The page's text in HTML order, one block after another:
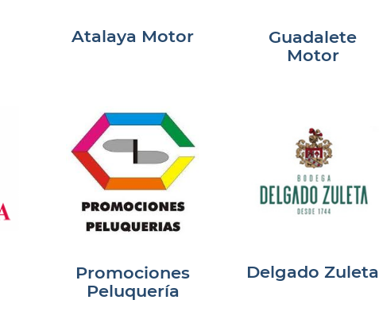
Atalaya Motor
Guadalete
Motor
Promociones
Peluquería
Delgado Zuleta